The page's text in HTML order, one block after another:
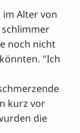
Alter von
schlimmer
noch nicht
"Ich
kurz vor
die